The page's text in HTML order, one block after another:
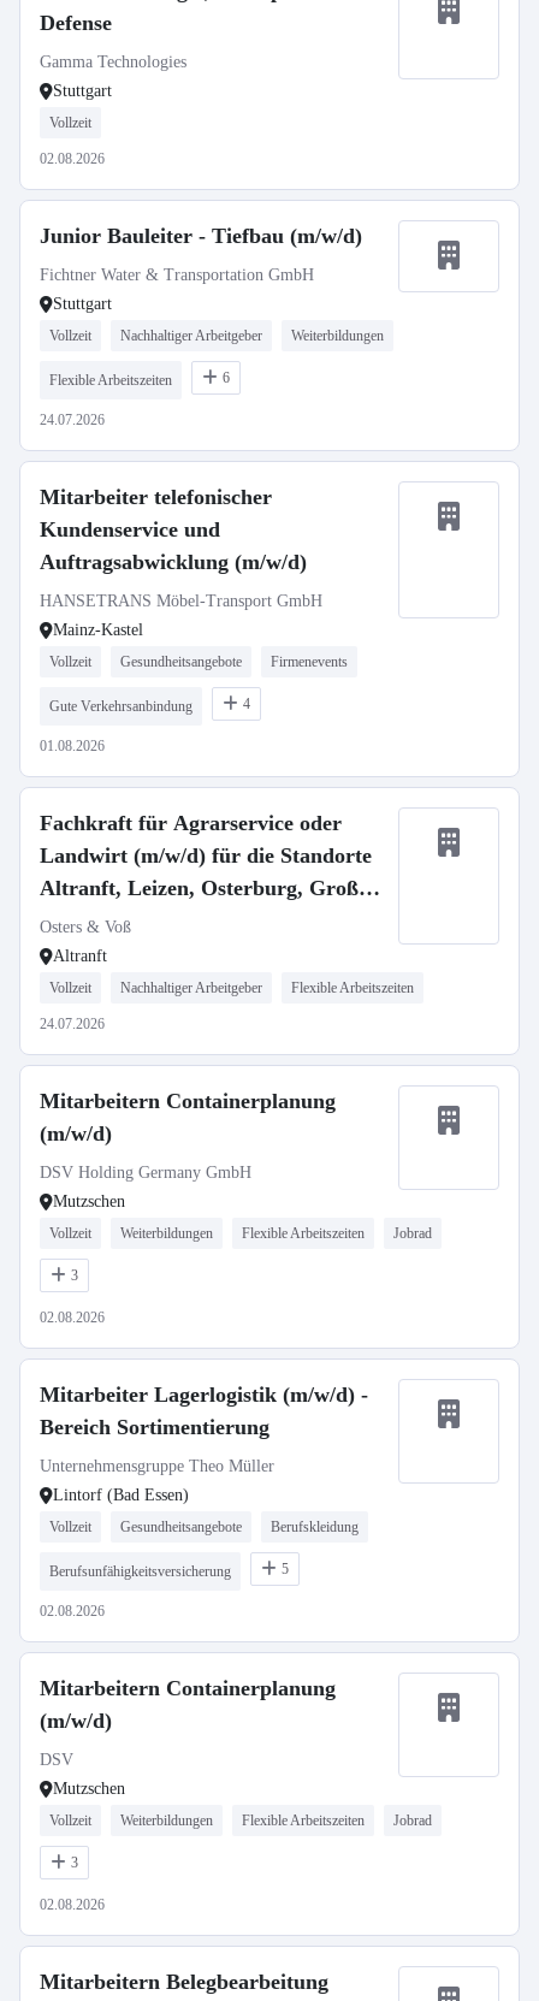
Defense
Gamma Technologies
Stuttgart
Vollzeit
02.08.2026
Junior Bauleiter - Tiefbau (m/w/d)
Fichtner Water & Transportation GmbH
Stuttgart
Vollzeit Nachhaltiger Arbeitgeber Weiterbildungen
Flexible Arbeitszeiten 6
24.07.2026
Mitarbeiter telefonischer
Kundenservice und
Auftragsabwicklung (m/w/d)
HANSETRANS Möbel-Transport GmbH
Mainz-Kastel
Vollzeit Gesundheitsangebote Firmenevents
Gute Verkehrsanbindung 4
01.08.2026
Fachkraft für Agrarservice oder
Landwirt (m/w/d) für die Standorte
Altranft, Leizen, Osterburg, Groß
Gottschow
Osters & Voß
Altranft
Vollzeit Nachhaltiger Arbeitgeber Flexible Arbeitszeiten
24.07.2026
Mitarbeitern Containerplanung
(m/w/d)
DSV Holding Germany GmbH
Mutzschen
Vollzeit Weiterbildungen Flexible Arbeitszeiten Jobrad
3
02.08.2026
Mitarbeiter Lagerlogistik (m/w/d) -
Bereich Sortimentierung
Unternehmensgruppe Theo Müller
Lintorf (Bad Essen)
Vollzeit Gesundheitsangebote Berufskleidung
Berufsunfähigkeitsversicherung 5
02.08.2026
Mitarbeitern Containerplanung
(m/w/d)
DSV
Mutzschen
Vollzeit Weiterbildungen Flexible Arbeitszeiten Jobrad
3
02.08.2026
Mitarbeitern Belegbearbeitung